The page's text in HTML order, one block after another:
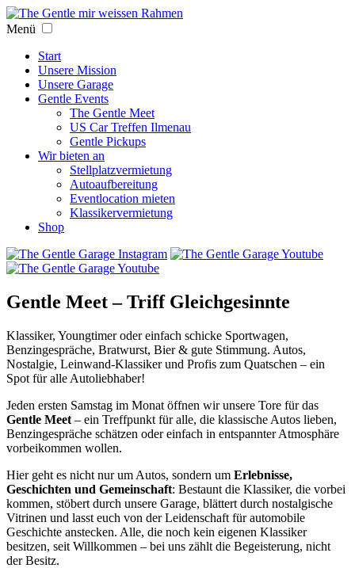
Menü
Start
Unsere Mission
Unsere Garage
Gentle Events
The Gentle Meet
US Car Treffen Ilmenau
Gentle Pickups
Wir bieten an
Stellplatzvermietung
Autoaufbereitung
Eventlocation mieten
Klassikervermietung
Shop
Gentle Meet – Triff Gleichgesinnte
Klassiker, Youngtimer oder einfach schicke Sportwagen,
Benzingespräche, Bratwurst, Bier & gute Stimmung. Autos,
Nostalgie, Leinwand-Klassiker und Profis zum Quatschen – ein
Spot für alle Autoliebhaber!
Jeden ersten Samstag im Monat öffnen wir unsere Tore für das
Gentle Meet – ein Treffpunkt für alle, die klassische Autos lieben,
Benzingespräche schätzen oder einfach in entspannter Atmosphäre
vorbeikommen wollen.
Hier geht es nicht nur um Autos, sondern um Erlebnisse,
Geschichten und Gemeinschaft: Bestaunt die Klassiker, die vorbei
kommen, stöbert durch unsere Garage, blättert durch nostalgische
Vitrinen und lasst euch von der Leidenschaft für automobile
Geschichte anstecken. Alle, die noch kein eigenen Klassiker
besitzen, seit Willkommen – bei uns zählt die Begeisterung, nicht
der Besitz.